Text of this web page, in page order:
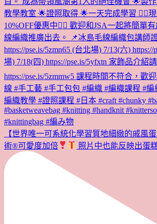
【世界唯一可系統化學習質地細緻的戚風
術®︎可愛度加倍
照片中也能反映出蛋